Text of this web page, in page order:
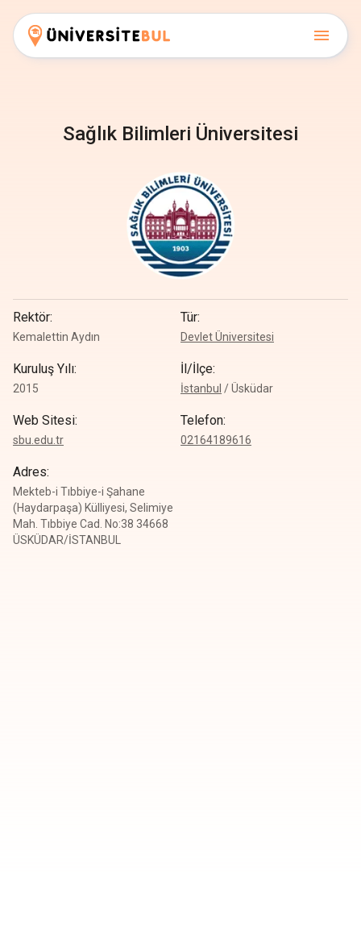
Sağlık Bilimleri Üniversitesi
Rektör:
Kemalettin Aydın
Tür:
Devlet Üniversitesi
Kuruluş Yılı:
2015
İl/İlçe:
İstanbul /Üsküdar
Web Sitesi:
sbu.edu.tr
Telefon:
02164189616
Adres:
Mekteb-i Tıbbiye-i Şahane
(Haydarpaşa) Külliyesi, Selimiye
Mah. Tıbbiye Cad. No:38 34668
ÜSKÜDAR/İSTANBUL